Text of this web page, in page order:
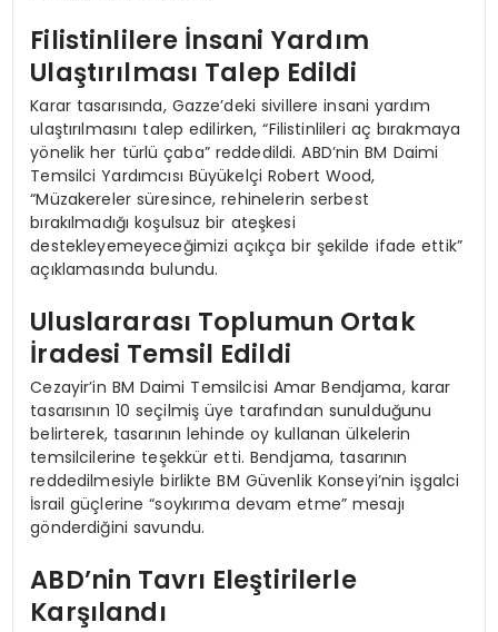
Filistinlilere İnsani Yardım
Ulaştırılması Talep Edildi
Karar tasarısında, Gazze’deki sivillere insani yardım
ulaştırılmasını talep edilirken, “Filistinlileri aç bırakmaya
yönelik her türlü çaba” reddedildi. ABD’nin BM Daimi
Temsilci Yardımcısı Büyükelçi Robert Wood,
“Müzakereler süresince, rehinelerin serbest
bırakılmadığı koşulsuz bir ateşkesi
destekleyemeyeceğimizi açıkça bir şekilde ifade ettik”
açıklamasında bulundu.
Uluslararası Toplumun Ortak
İradesi Temsil Edildi
Cezayir’in BM Daimi Temsilcisi Amar Bendjama, karar
tasarısının 10 seçilmiş üye tarafından sunulduğunu
belirterek, tasarının lehinde oy kullanan ülkelerin
temsilcilerine teşekkür etti. Bendjama, tasarının
reddedilmesiyle birlikte BM Güvenlik Konseyi’nin işgalci
İsrail güçlerine “soykırıma devam etme” mesajı
gönderdiğini savundu.
ABD’nin Tavrı Eleştirilerle
Karşılandı